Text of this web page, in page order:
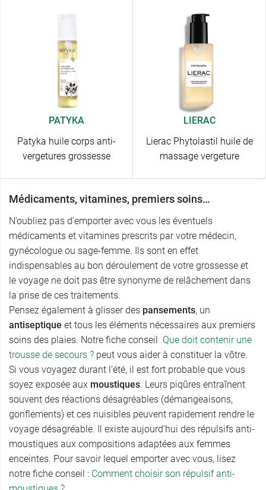
PATYKA
Patyka huile corps anti-
vergetures grossesse
LIERAC
Lierac Phytolastil huile de
massage vergeture
Médicaments, vitamines, premiers soins…
N’oubliez pas d’emporter avec vous les éventuels
médicaments et vitamines prescrits par votre médecin,
gynécologue ou sage-femme. Ils sont en effet
indispensables au bon déroulement de votre grossesse et
le voyage ne doit pas être synonyme de relâchement dans
la prise de ces traitements.
Pensez également à glisser des pansements, un
antiseptique et tous les éléments nécessaires aux premiers
soins des plaies. Notre fiche conseil Que doit contenir une
trousse de secours ? peut vous aider à constituer la vôtre.
Si vous voyagez durant l’été, il est fort probable que vous
soyez exposée aux moustiques. Leurs piqûres entraînent
souvent des réactions désagréables (démangeaisons,
gonflements) et ces nuisibles peuvent rapidement rendre le
voyage désagréable. Il existe aujourd’hui des répulsifs anti-
moustiques aux compositions adaptées aux femmes
enceintes. Pour savoir lequel emporter avec vous, lisez
notre fiche conseil : Comment choisir son répulsif anti-